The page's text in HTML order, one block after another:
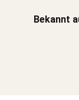
Bekannt